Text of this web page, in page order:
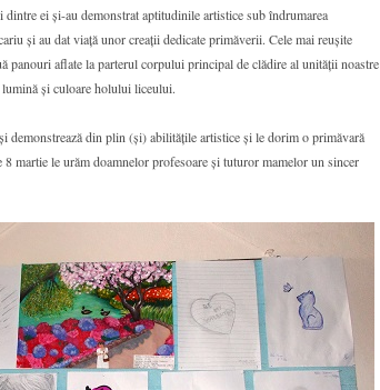
ei și-au demonstrat aptitudinile artistice sub îndrumarea
și au dat viață unor creații dedicate primăverii. Cele mai reușite
panouri aflate la parterul corpului principal de clădire al unității noastre
și culoare holului liceului.
demonstrează din plin (și) abilitățile artistice și le dorim o primăvară
8 martie le urăm doamnelor profesoare și tuturor mamelor un sincer